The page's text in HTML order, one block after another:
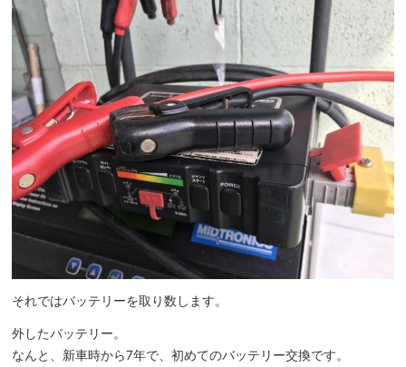
それではバッテリーを取り数します。
外したバッテリー。
なんと、新車時から7年で、初めてのバッテリー交換です。